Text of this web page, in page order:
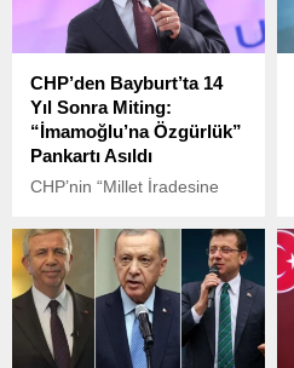
CHP’den Bayburt’ta 14
Yıl Sonra Miting:
“İmamoğlu’na Özgürlük”
Pankartı Asıldı
CHP’nin “Millet İradesine
düzenlediği mitinglerin
10’uncusu Bayburt’ta
yapılıyor. CHP, kentte 14 yıl
aradan sonra ilk kez miting
düzenliyor.